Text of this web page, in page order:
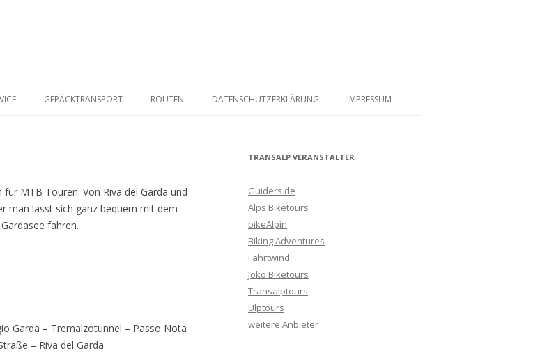
Inhalt
GEPÄCKTRANSPORT ROUTEN
MURMELTIER ROUTE
JOE ROUTE
DATENSCHUTZERKLÄRUNG IMPRESSUM
MTB Touren. Von Riva del Garda und
man lässt sich ganz bequem mit dem
fahren.
Garda – Tremalzotunnel – Passo Nota
– Riva del Garda
TRANSALP VERANSTALTER
Guiders.de
Alps Biketours
bikeAlpin
Biking Adventures
Fahrtwind
Joko Biketours
Transalptours
Ulptours
weitere Anbieter